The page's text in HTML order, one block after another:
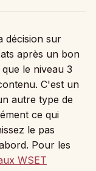
décision sur
après un bon
le niveau 3
C'est un
autre type de
ce qui
le pas
Pour les
WSET